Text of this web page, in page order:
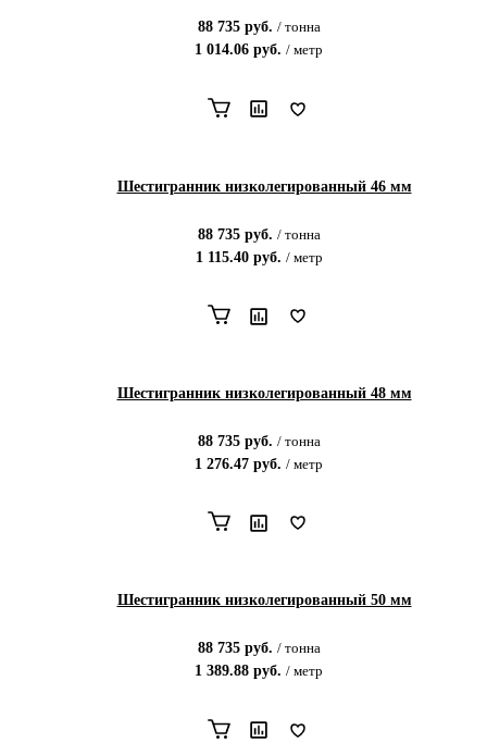
88 735руб. / тонна
1 014.06 руб. / метр
Шестигранник низколегированный 46 мм
88 735руб. / тонна
1 115.40руб. / метр
Шестигранник низколегированный 48 мм
88 735руб. / тонна
1 276.47 руб. / метр
Шестигранник низколегированный 50 мм
88 735руб. / тонна
1 389.88 руб. / метр